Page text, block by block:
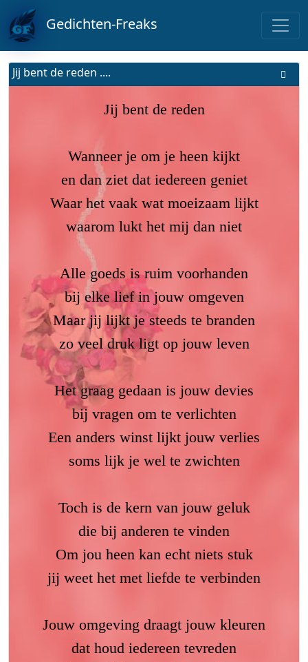
Gedichten-Freaks
Jij bent de reden ....
Jij bent de reden
Wanneer je om je heen kijkt
en dan ziet dat iedereen geniet
Waar het vaak wat moeizaam lijkt
waarom lukt het mij dan niet
Alle goeds is ruim voorhanden
bij elke lief in jouw omgeven
Maar jij lijkt je steeds te branden
zo veel druk ligt op jouw leven
Het graag gedaan is jouw devies
bij vragen om te verlichten
Een anders winst lijkt jouw verlies
soms lijk je wel te zwichten
Toch is de kern van jouw geluk
die bij anderen te vinden
Om jou heen kan echt niets stuk
jij weet het met liefde te verbinden
Jouw omgeving draagt jouw kleuren
dat houd iedereen tevreden